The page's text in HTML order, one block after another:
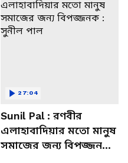
Sunil Pal : রণবীর
এলাহাবাদিয়ার মতো মানুষ
সমাজের জন্য বিপজ্জনক :
27:04